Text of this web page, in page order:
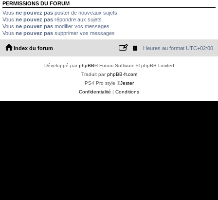
PERMISSIONS DU FORUM
Vous ne pouvez pas poster de nouveaux sujets
Vous ne pouvez pas répondre aux sujets
Vous ne pouvez pas modifier vos messages
Vous ne pouvez pas supprimer vos messages
Index du forum Heures au format UTC+02:00
Développé parphpBB® Forum Software © phpBB Limited
Traduit parphpBB-fr.com
PS4 Pro style ©Jester
Confidentialité | Conditions